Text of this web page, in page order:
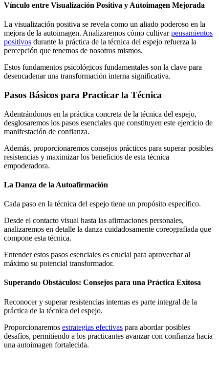
Vínculo entre Visualización Positiva y Autoimagen Mejorada
La visualización positiva se revela como un aliado poderoso en la
mejora de la autoimagen. Analizaremos cómo cultivarpensamientos
positivos durante la práctica de la técnica del espejo refuerza la
percepción que tenemos de nosotros mismos.
Estos fundamentos psicológicos fundamentales son la clave para
desencadenar una transformación interna significativa.
Pasos Básicos para Practicar la Técnica
Adentrándonos en la práctica concreta de la técnica del espejo,
desglosaremos los pasos esenciales que constituyen este ejercicio de
manifestación de confianza.
Además, proporcionaremos consejos prácticos para superar posibles
resistencias y maximizar los beneficios de esta técnica
empoderadora.
La Danza de la Autoafirmación
Cada paso en la técnica del espejo tiene un propósito específico.
Desde el contacto visual hasta las afirmaciones personales,
analizaremos en detalle la danza cuidadosamente coreografiada que
compone esta técnica.
Entender estos pasos esenciales es crucial para aprovechar al
máximo su potencial transformador.
Superando Obstáculos: Consejos para una Práctica Exitosa
Reconocer y superar resistencias internas es parte integral de la
práctica de la técnica del espejo.
Proporcionaremos estrategias efectivas para abordar posibles
desafíos, permitiendo a los practicantes avanzar con confianza hacia
una autoimagen fortalecida.